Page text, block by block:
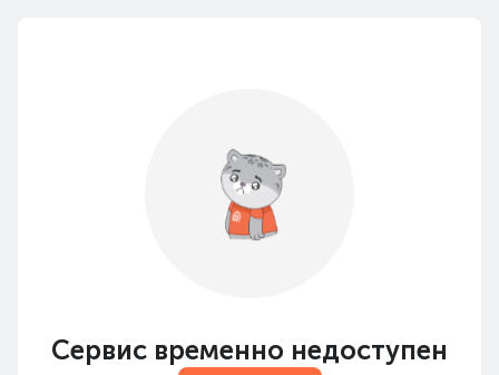
Сервис временно недоступен